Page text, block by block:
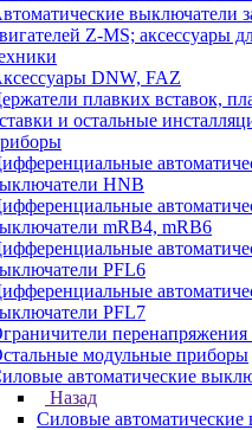
выключатели
Z-MS; аксессуары
DNW, FAZ
плавких вставок,
и остальные
HNB
mRB4, mRB6
PFL6
PFL7
перенапряжения
модульные приборы
автоматические
Назад
Силовые автоматические